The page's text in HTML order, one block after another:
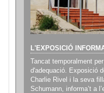
L'EXPOSICIÓ
Tancat temporalment
d'adequació. Exposició
Charlie Rivel i la seva
Schumann, informa’t a